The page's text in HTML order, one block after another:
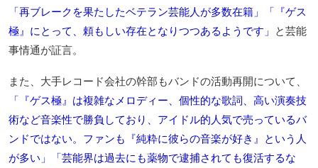
「再ブレークを果たしたベテラン芸能人が多数在籍」「『ゲス
極』にとって、頼もしい存在となりつつあるようです」
と芸能
事情通が証言。
また、大手レコード会社の幹部もバンドの活動再開について、
「『ゲス極』は複雑なメロディー、個性的な歌詞、高い演奏技
術など音楽性で勝負しており、アイドル的人気で売っているバ
ンドではない。ファンも『純粋に彼らの音楽が好き』という人
が多い」「芸能界は過去にも薬物で逮捕されても復活するな